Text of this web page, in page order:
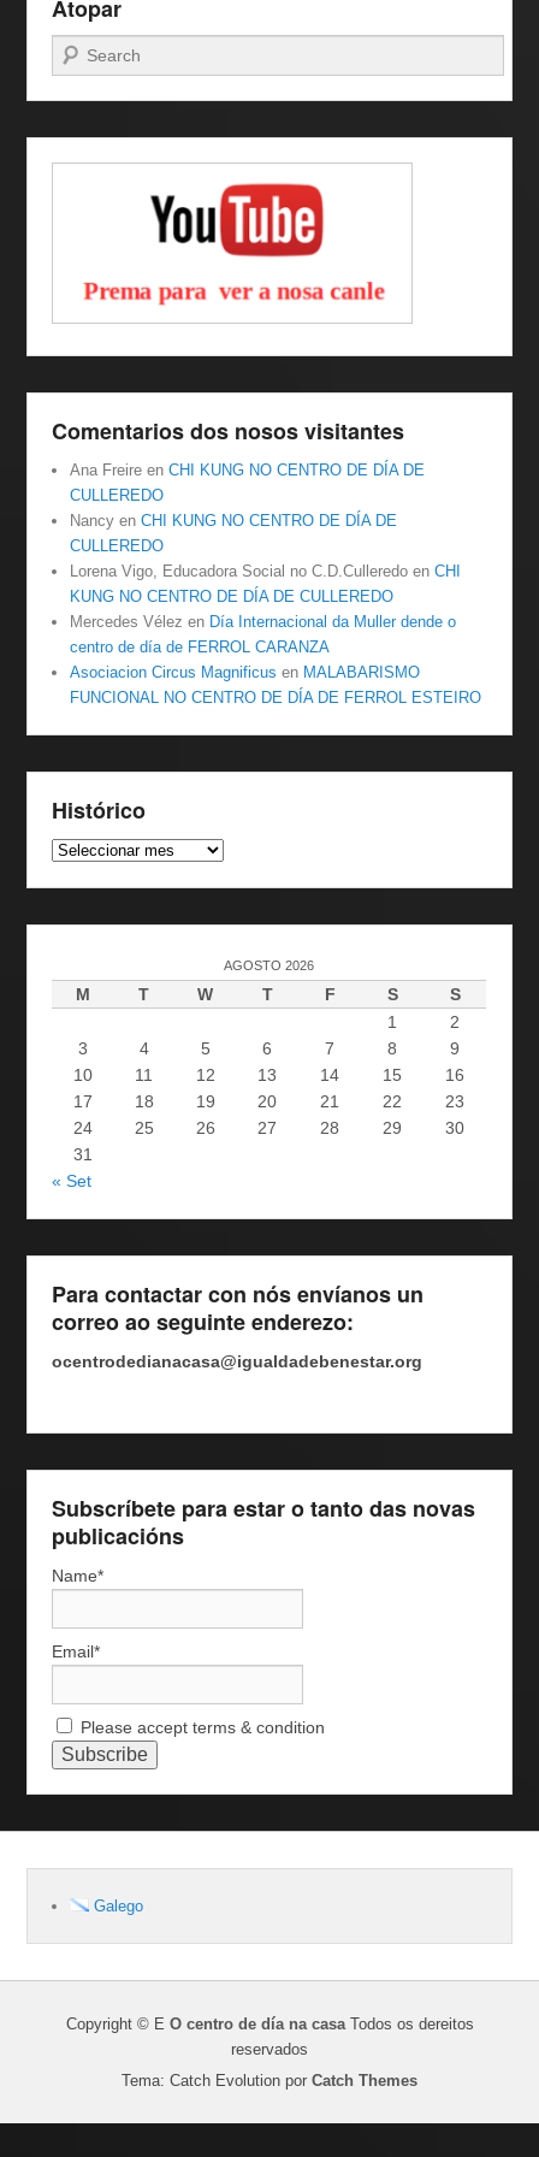
Atopar
Buscar
Comentarios dos nosos visitantes
Ana Freire enCHI KUNG NO CENTRO DE DÍA DE
CULLEREDO
Nancy enCHI KUNG NO CENTRO DE DÍA DE
CULLEREDO
Lorena Vigo, Educadora Social no C.D.Culleredo enCHI
KUNG NO CENTRO DE DÍA DE CULLEREDO
Mercedes Vélez en Día Internacional da Muller dende o
centro de día de FERROL CARANZA
Asociacion Circus Magnificus en MALABARISMO
FUNCIONAL NO CENTRO DE DÍA DE FERROL ESTEIRO
Histórico
Histórico
AGOSTO 2026
M T W T F S
S
1
2
3
4 5 6 7 8
9
10
11 12 13 14 15
16
17
18 19 20 21 22
23
24
25 26 27 28 29
30
31
« Set
Para contactar con nós envíanos un
correo ao seguinte enderezo:
ocentrodedianacasa@igualdadebenestar.org
Subscríbete para estar o tanto das novas
publicacións
Name*
Email*
Please accept terms & condition
Galego
Copyright © E O centro de día na casaTodos os dereitos
reservados
Tema: Catch Evolution por Catch Themes